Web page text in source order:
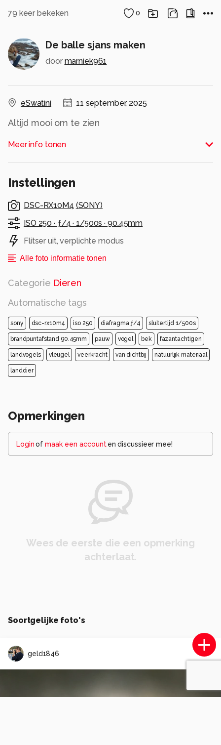
79 keer bekeken 0
De balle sjans maken
door marniek961
eSwatini 11 september, 2025
Altijd mooi om te zien
Alle rechten voorbehouden
Meer info tonen
Instellingen
DSC-RX10M4 (SONY)
ISO 250 · ƒ/4 ·1/500s ·90.45mm
Flitser uit, verplichte modus
Alle foto informatie tonen
Categorie Dieren
Automatische tags
sony dsc-rx10m4 iso 250 diafragma ƒ/4 sluitertijd 1/500s
brandpuntafstand 90.45mm pauw vogel bek fazantachtigen
landvogels vleugel veerkracht van dichtbij natuurlijk materiaal
landdier
Opmerkingen
Loginof maak een account en discussieer mee!
Wees de eerste die een opmerking
achterlaat.
Soortgelijke foto's
geld1846